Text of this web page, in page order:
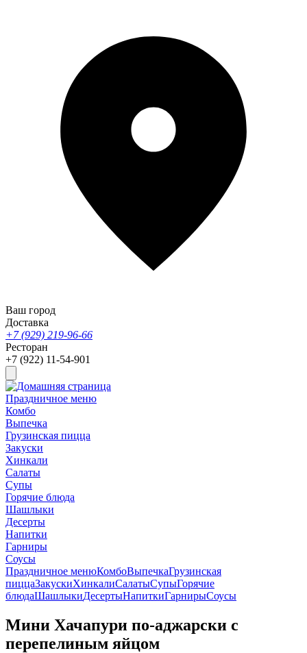
Ваш город
Доставка
+7 (929) 219-96-66
Ресторан
+7 (922) 11-54-901
Праздничное меню
Комбо
Выпечка
Грузинская пицца
Закуски
Хинкали
Салаты
Супы
Горячие блюда
Шашлыки
Десерты
Напитки
Гарниры
Соусы
Праздничное менюКомбоВыпечкаГрузинская
пиццаЗакускиХинкалиСалатыСупыГорячие
блюдаШашлыкиДесертыНапиткиГарнирыСоусы
Мини Хачапури по-аджарски с
перепелиным яйцом